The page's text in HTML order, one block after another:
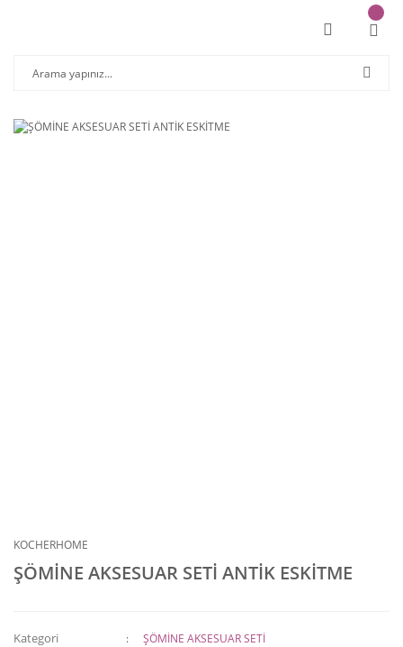
KOCHERHOME
ŞÖMİNE AKSESUAR SETİ ANTİK ESKİTME
Kategori ŞÖMİNE AKSESUAR SETİ